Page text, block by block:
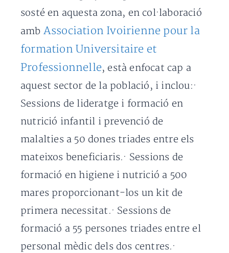
sosté en aquesta zona, en col·laboració
amb Association Ivoirienne pour la
formation Universitaire et
Professionnelle, està enfocat cap a
aquest sector de la població, i inclou:·
Sessions de lideratge i formació en
nutrició infantil i prevenció de
malalties a 50 dones triades entre els
mateixos beneficiaris.· Sessions de
formació en higiene i nutrició a 500
mares proporcionant-los un kit de
primera necessitat.· Sessions de
formació a 55 persones triades entre el
personal mèdic dels dos centres.·